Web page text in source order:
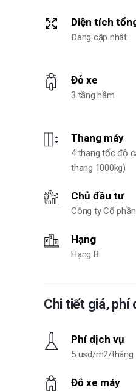
Diện tích
Đang cập nhật
Đỗ xe
3 tầng hầm
Thang máy
4 thang tốc độ
thang 1000kg)
Chủ đầu tư
Công ty Cổ
Hạng
Hạng B
Chi tiết giá, phí
Phí dịch vụ
5 usd/m2/tháng
Đỗ xe máy